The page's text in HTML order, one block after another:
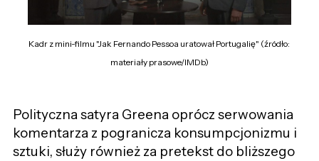
Kadr z mini-filmu "Jak Fernando Pessoa uratował Portugalię" (źródło:
materiały prasowe/IMDb)
Polityczna satyra Greena oprócz serwowania
komentarza z pogranicza konsumpcjonizmu i
sztuki, służy również za pretekst do bliższego